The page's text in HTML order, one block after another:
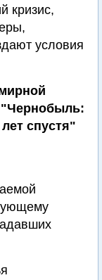
кризис,
условия
"Чернобыль:
спустя"